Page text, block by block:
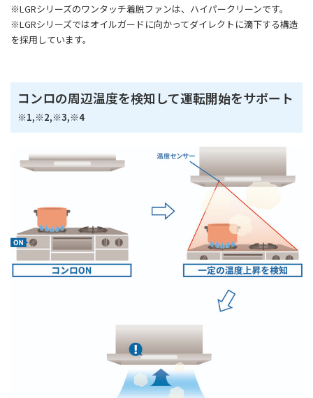
※LGRシリーズのワンタッチ着脱ファンは、ハイパークリーンです。
※LGRシリーズではオイルガードに向かってダイレクトに滴下する構造
を採用しています。
コンロの周辺温度を検知して運転開始をサポート
※1,※2,※3,※4